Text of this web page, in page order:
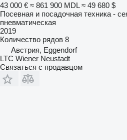
43 000 € ≈ 861 900 MDL ≈ 49 680 $
Посевная и посадочная техника -
пневматическая
2019
Количество рядов 8
Австрия, Eggendorf
LTC Wiener Neustadt
Связаться с продавцом